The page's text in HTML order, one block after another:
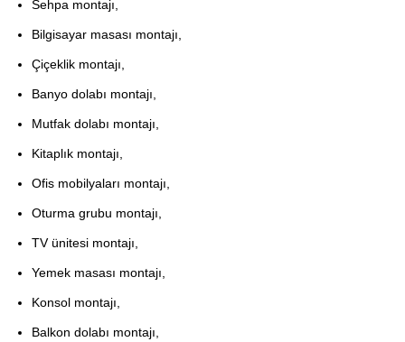
Sehpa montajı,
Bilgisayar masası montajı,
Çiçeklik montajı,
Banyo dolabı montajı,
Mutfak dolabı montajı,
Kitaplık montajı,
Ofis mobilyaları montajı,
Oturma grubu montajı,
TV ünitesi montajı,
Yemek masası montajı,
Konsol montajı,
Balkon dolabı montajı,